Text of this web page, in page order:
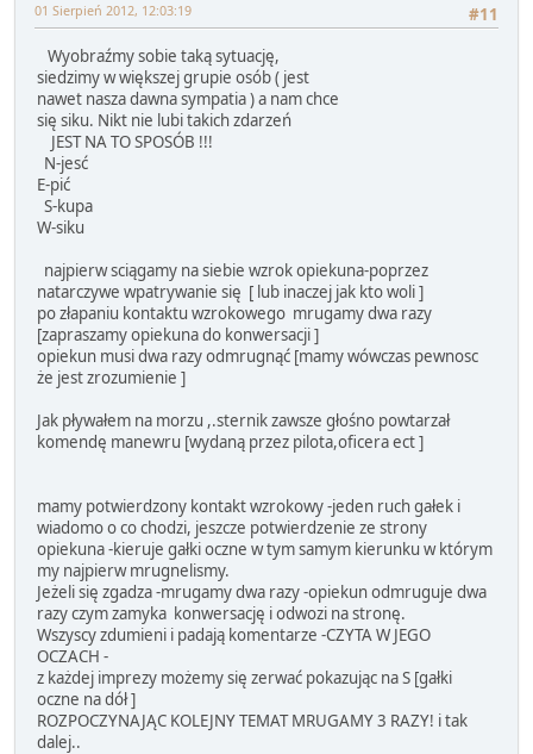
#11
01 Sierpień 2012, 12:03:19
Wyobraźmy sobie taką sytuację,
siedzimy w większej grupie osób ( jest
nawet nasza dawna sympatia ) a nam chce
się siku. Nikt nie lubi takich zdarzeń
JEST NA TO SPOSÓB !!!
N-jesć
E-pić
S-kupa
W-siku
najpierw sciągamy na siebie wzrok opiekuna-poprzez
natarczywe wpatrywanie się [ lub inaczej jak kto woli ]
po złapaniu kontaktu wzrokowego mrugamy dwa razy
[zapraszamy opiekuna do konwersacji ]
opiekun musi dwa razy odmrugnąć [mamy wówczas pewnosc
że jest zrozumienie ]
Jak pływałem na morzu ,.sternik zawsze głośno powtarzał
komendę manewru [wydaną przez pilota,oficera ect ]
mamy potwierdzony kontakt wzrokowy -jeden ruch gałek i
wiadomo o co chodzi, jeszcze potwierdzenie ze strony
opiekuna -kieruje gałki oczne w tym samym kierunku w którym
my najpierw mrugnelismy.
Jeżeli się zgadza -mrugamy dwa razy -opiekun odmruguje dwa
razy czym zamyka konwersację i odwozi na stronę.
Wszyscy zdumieni i padają komentarze -CZYTA W JEGO
OCZACH -
z każdej imprezy możemy się zerwać pokazując na S [gałki
oczne na dół ]
ROZPOCZYNAJĄC KOLEJNY TEMAT MRUGAMY 3 RAZY! i tak
dalej..